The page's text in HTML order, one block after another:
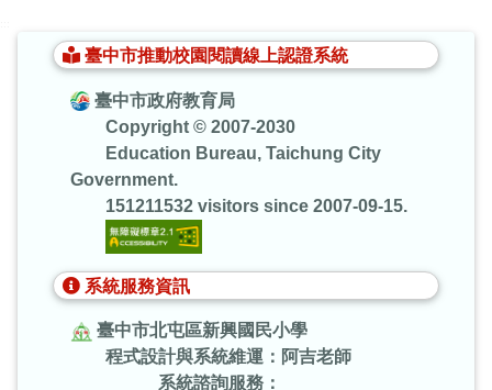
臺中市推動校園閱讀線上認證系統
臺中市政府教育局
Copyright © 2007-2030
Education Bureau, Taichung City
Government.
151211532 visitors since 2007-09-15.
系統服務資訊
臺中市北屯區新興國民小學
程式設計與系統維運：阿吉老師
系統諮詢服務：